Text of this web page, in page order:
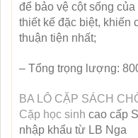
để bảo vệ cột sống
thiết kế đặc biệt, khiến
thuận tiện nhất;
– Tổng trọng lượng:
BA LÔ CẶP SÁCH
Cặp học sinh cao cấp
nhập khẩu từ LB Nga